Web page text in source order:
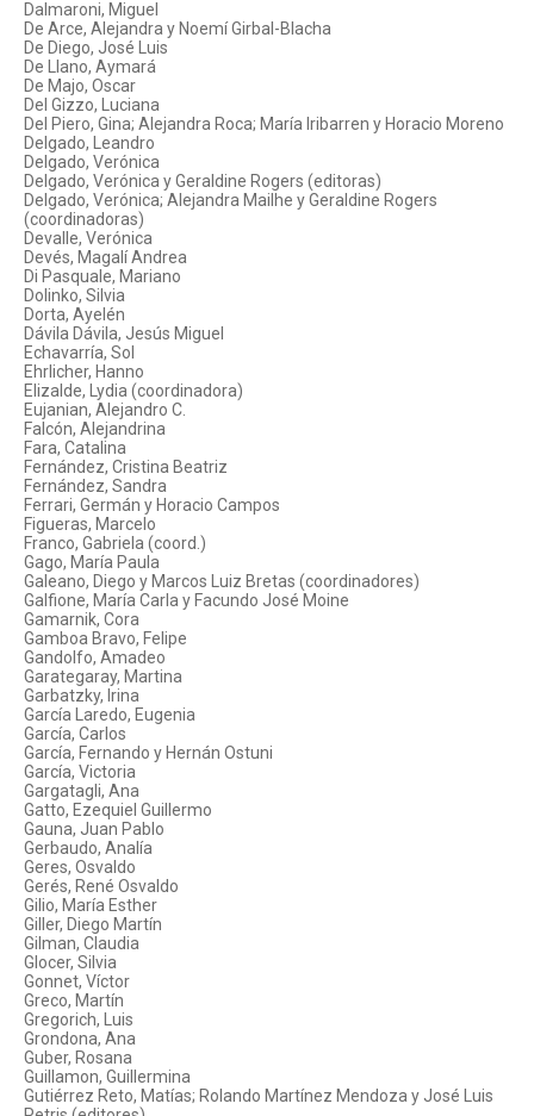
Dalmaroni, Miguel
De Arce, Alejandra y Noemí Girbal-Blacha
De Diego, José Luis
De Llano, Aymará
De Majo, Oscar
Del Gizzo, Luciana
Del Piero, Gina; Alejandra Roca; María Iribarren y Horacio Moreno
Delgado, Leandro
Delgado, Verónica
Delgado, Verónica y Geraldine Rogers (editoras)
Delgado, Verónica; Alejandra Mailhe y Geraldine Rogers
(coordinadoras)
Devalle, Verónica
Devés, Magalí Andrea
Di Pasquale, Mariano
Dolinko, Silvia
Dorta, Ayelén
Dávila Dávila, Jesús Miguel
Echavarría, Sol
Ehrlicher, Hanno
Elizalde, Lydia (coordinadora)
Eujanian, Alejandro C.
Falcón, Alejandrina
Fara, Catalina
Fernández, Cristina Beatriz
Fernández, Sandra
Ferrari, Germán y Horacio Campos
Figueras, Marcelo
Franco, Gabriela (coord.)
Gago, María Paula
Galeano, Diego y Marcos Luiz Bretas (coordinadores)
Galfione, María Carla y Facundo José Moine
Gamarnik, Cora
Gamboa Bravo, Felipe
Gandolfo, Amadeo
Garategaray, Martina
Garbatzky, Irina
García Laredo, Eugenia
García, Carlos
García, Fernando y Hernán Ostuni
García, Victoria
Gargatagli, Ana
Gatto, Ezequiel Guillermo
Gauna, Juan Pablo
Gerbaudo, Analía
Geres, Osvaldo
Gerés, René Osvaldo
Gilio, María Esther
Giller, Diego Martín
Gilman, Claudia
Glocer, Silvia
Gonnet, Víctor
Greco, Martín
Gregorich, Luis
Grondona, Ana
Guber, Rosana
Guillamon, Guillermina
Gutiérrez Reto, Matías; Rolando Martínez Mendoza y José Luis